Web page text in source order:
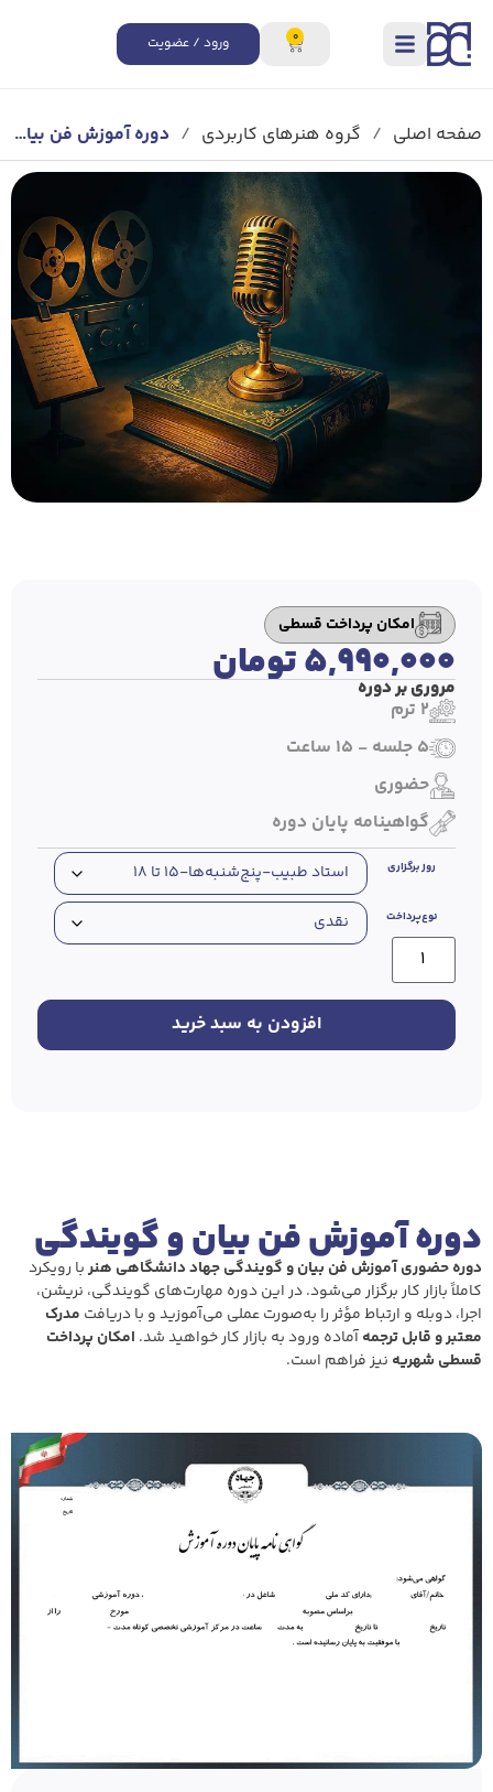
0 ورود / عضویت
صفحه اصلی / گروه هنرهای کاربردی / دوره آموزش فن بیان و گویندگی
امکان پرداخت قسطی
۵,۹۹۰,۰۰۰تومان
مروری بر دوره
2 ترم
5 جلسه - 15 ساعت
حضوری
گواهینامه پایان دوره
روز برگزاری
نوع‌پرداخت
افزودن به سبد خرید
دوره آموزش فن بیان و گویندگی
دوره حضوری آموزش فن بیان و گویندگی جهاد دانشگاهی هنربا رویکرد
کاملاً بازار کار برگزار می‌شود. در این دوره مهارت‌های گویندگی، نریشن،
اجرا، دوبله و ارتباط مؤثر را به‌صورت عملی می‌آموزید و با دریافت مدرک
معتبر و قابل ترجمهآماده ورود به بازار کار خواهید شد. امکان پرداخت
قسطی شهریه نیز فراهم است.